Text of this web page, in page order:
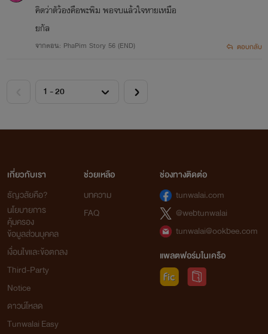
คิดว่าตัว้องคือพะพิม พอจบแล้วใจหายเหมือ
ยกัล
จากตอน: PhaPim Story 56 (END) ตอบกลับ
เกี่ยวกับเรา
ธัญวลัยคือ?
นโยบายการ
คุ้มครอง
ข้อมูลส่วนบุคคล
เงื่อนไขและข้อตกลง
Third-Party
Notice
ดาวน์โหลด
Tunwalai Easy
ช่วยเหลือ
บทความ
FAQ
ช่องทางติดต่อ
tunwalai.com
@webtunwalai
tunwalai@ookbee.com
แพลตฟอร์มในเครือ